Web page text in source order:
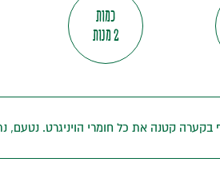
כמות
2 מנות
בקערה קטנה את כל חומרי הויניגרט. נטעם,